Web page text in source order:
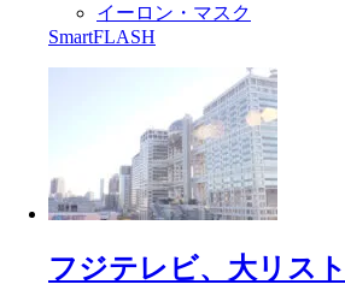
イーロン・マスク
SmartFLASH
フジテレビ、大リス